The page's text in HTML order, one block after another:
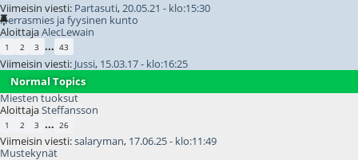
Viimeisin viesti: Partasuti,20.05.21 - klo:15:30
Herrasmies ja fyysinen kunto
AloittajaAlecLewain
1 2 3 ... 43
Viimeisin viesti: Jussi, 15.03.17 - klo:16:25
Normal Topics
Miesten tuoksut
AloittajaSteffansson
1 2 3 ... 26
Viimeisin viesti:salaryman, 17.06.25 - klo:11:49
Mustekynät